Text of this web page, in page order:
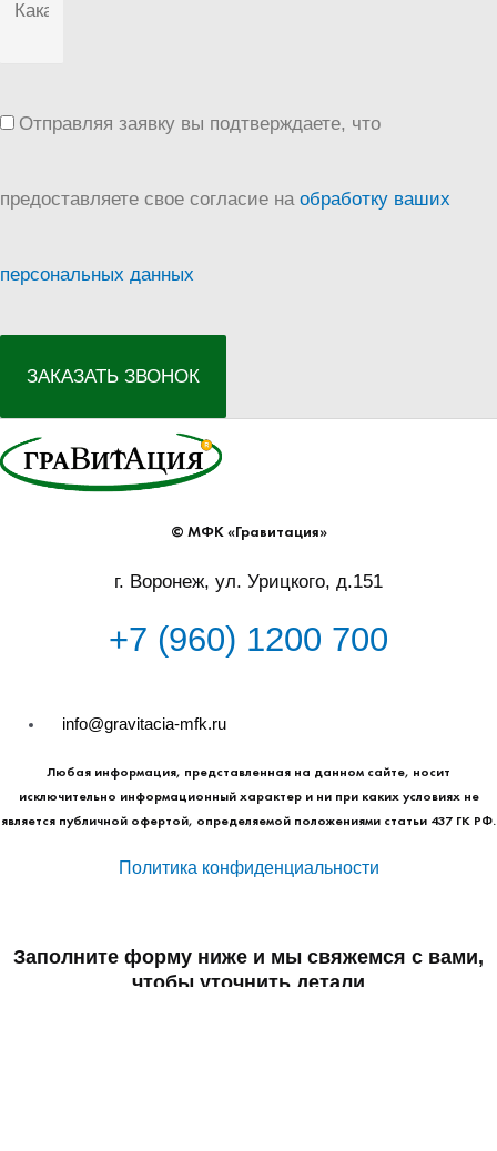
Отправляя заявку вы подтверждаете, что
предоставляете свое согласие на обработку ваших
персональных данных
ЗАКАЗАТЬ ЗВОНОК
© МФК «Гравитация»
г. Воронеж, ул. Урицкого, д.151
+7 (960) 1200 700
info@gravitacia-mfk.ru
Любая информация, представленная на данном сайте, носит
исключительно информационный характер и ни при каких условиях не
является публичной офертой, определяемой положениями статьи 437 ГК РФ.
Политика конфиденциальности
Заполните форму ниже и мы свяжемся с вами,
чтобы уточнить детали